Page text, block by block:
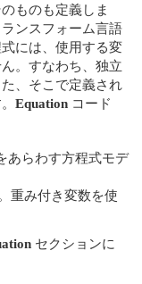
ものも定義しま
ンスフォーム言語
には、使用する変
。すなわち、独立
、そこで定義され
Equation コード
あらわす方程式モデ
重み付き変数を使
セクションに